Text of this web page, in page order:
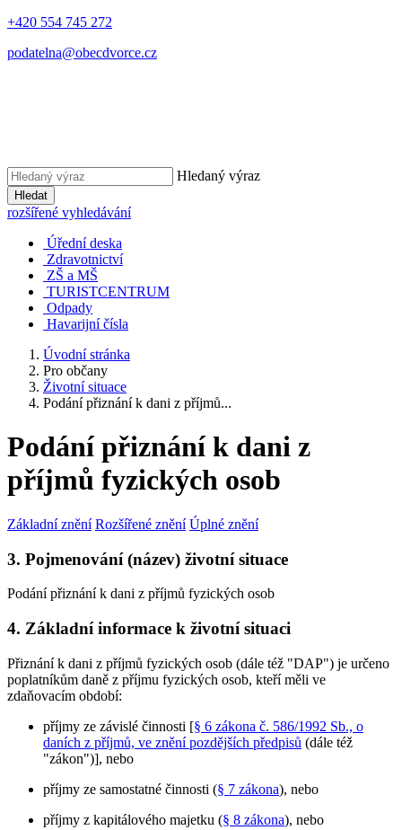
+420 554 745 272
podatelna@obecdvorce.cz
Hledaný výraz
Hledat
rozšířené vyhledávání
Úřední deska
Zdravotnictví
ZŠ a MŠ
TURISTCENTRUM
Odpady
Havarijní čísla
Úvodní stránka
Pro občany
Životní situace
Podání přiznání k dani z příjmů...
Podání přiznání k dani z
příjmů fyzických osob
Základní znění Rozšířené znění Úplné znění
3. Pojmenování (název) životní situace
Podání přiznání k dani z příjmů fyzických osob
4. Základní informace k životní situaci
Přiznání k dani z příjmů fyzických osob (dále též "DAP") je určeno
poplatníkům daně z příjmu fyzických osob, kteří měli ve
zdaňovacím období:
příjmy ze závislé činnosti [§ 6 zákona č. 586/1992 Sb., o
daních z příjmů, ve znění pozdějších předpisů (dále též
"zákon")], nebo
příjmy ze samostatné činnosti (§ 7 zákona), nebo
příjmy z kapitálového majetku (§ 8 zákona), nebo